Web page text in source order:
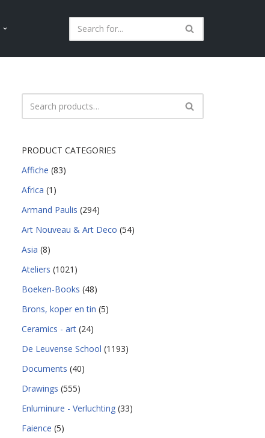
PRODUCT CATEGORIES
Affiche (83)
Africa (1)
Armand Paulis (294)
Art Nouveau & Art Deco (54)
Asia (8)
Ateliers (1021)
Boeken-Books (48)
Brons, koper en tin (5)
Ceramics - art (24)
De Leuvense School (1193)
Documents (40)
Drawings (555)
Enluminure - Verluchting (33)
Faience (5)